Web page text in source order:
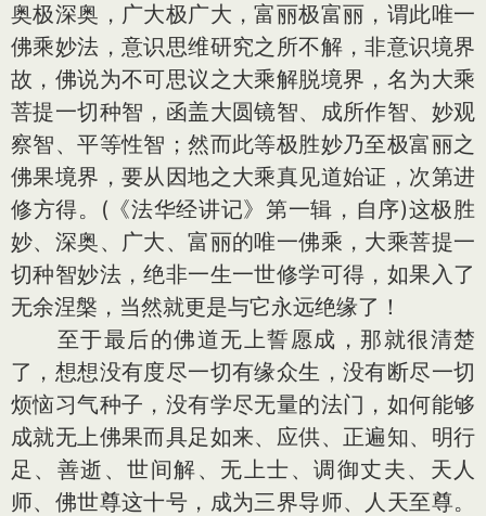
奥极深奥，广大极广大，富丽极富丽，谓此唯一
佛乘妙法，意识思维研究之所不解，非意识境界
故，佛说为不可思议之大乘解脱境界，名为大乘
菩提一切种智，函盖大圆镜智、成所作智、妙观
察智、平等性智；然而此等极胜妙乃至极富丽之
佛果境界，要从因地之大乘真见道始证，次第进
修方得。(《法华经讲记》第一辑，自序)这极胜
妙、深奥、广大、富丽的唯一佛乘，大乘菩提一
切种智妙法，绝非一生一世修学可得，如果入了
无余涅槃，当然就更是与它永远绝缘了！
至于最后的佛道无上誓愿成，那就很清楚
了，想想没有度尽一切有缘众生，没有断尽一切
烦恼习气种子，没有学尽无量的法门，如何能够
成就无上佛果而具足如来、应供、正遍知、明行
足、善逝、世间解、无上士、调御丈夫、天人
师、佛世尊这十号，成为三界导师、人天至尊。